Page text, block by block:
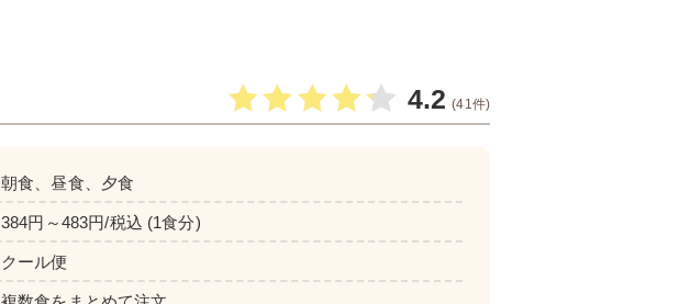
4.2 (41件)
朝食、昼食、夕食
384円～483円/税込 (1食分)
クール便